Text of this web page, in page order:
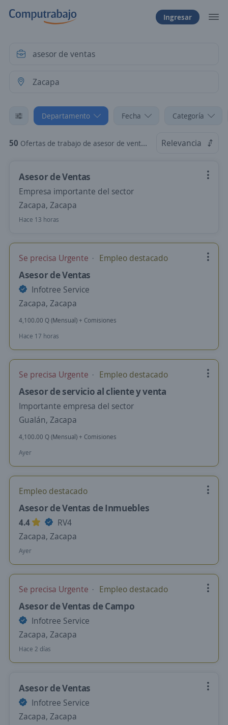
Ingresar
Departamento Fecha Categoría
50 Ofertas de trabajo de asesor de ventas en Zacapa Relevancia
Asesor de Ventas
Empresa importante del sector
Zacapa, Zacapa
Hace 13 horas
Se precisa Urgente Empleo destacado
Asesor de Ventas
Infotree Service
Zacapa, Zacapa
4,100.00 Q (Mensual) + Comisiones
Hace 17 horas
Se precisa Urgente Empleo destacado
Asesor de servicio al cliente y venta
Importante empresa del sector
Gualán, Zacapa
4,100.00 Q (Mensual) + Comisiones
Ayer
Empleo destacado
Asesor de Ventas de Inmuebles
4.4
RV4
Zacapa, Zacapa
Ayer
Se precisa Urgente Empleo destacado
Asesor de Ventas de Campo
Infotree Service
Zacapa, Zacapa
Hace 2 días
Asesor de Ventas
Infotree Service
Zacapa, Zacapa